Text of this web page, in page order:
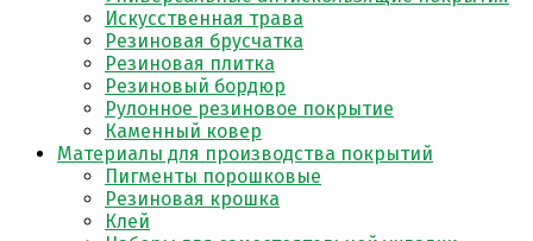
Искусственная трава
Резиновая брусчатка
Резиновая плитка
Резиновый бордюр
Рулонное резиновое покрытие
Каменный ковер
Материалы для производства покрытий
Пигменты порошковые
Резиновая крошка
Клей